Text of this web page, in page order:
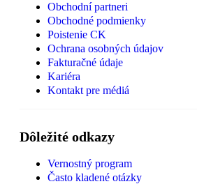
Obchodní partneri
Obchodné podmienky
Poistenie CK
Ochrana osobných údajov
Fakturačné údaje
Kariéra
Kontakt pre médiá
Dôležité odkazy
Vernostný program
Často kladené otázky